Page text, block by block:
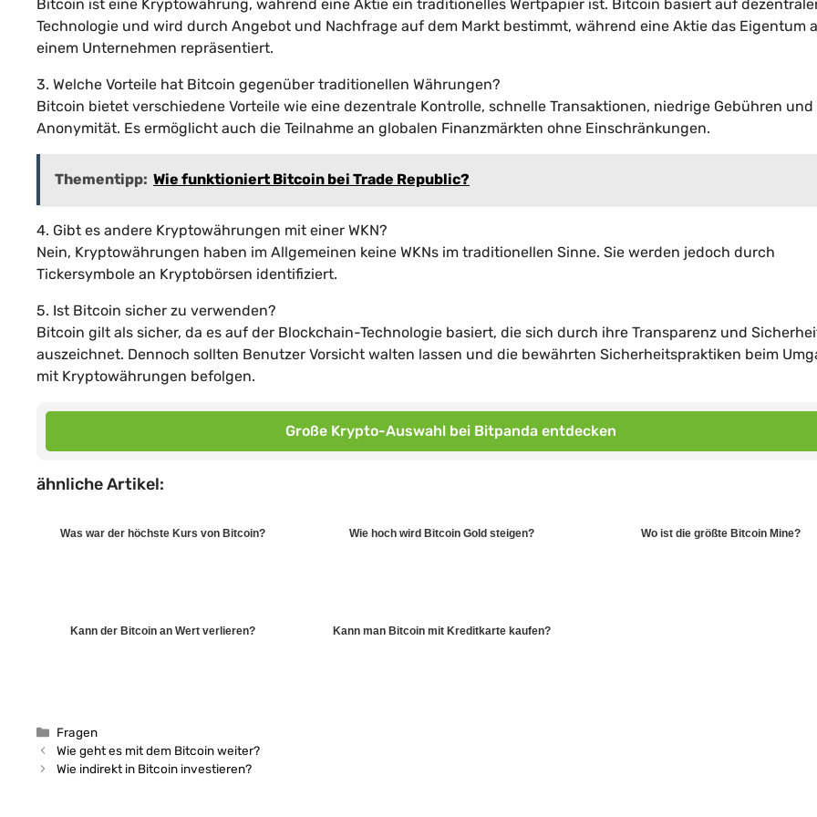
Bitcoin ist eine Kryptowährung, während eine Aktie ein traditionelles Wertpapier ist. Bitcoin basiert auf
Technologie und wird durch Angebot und Nachfrage auf dem Markt bestimmt, während eine Aktie das Eigentum
einem Unternehmen repräsentiert.
3. Welche Vorteile hat Bitcoin gegenüber traditionellen Währungen?
Bitcoin bietet verschiedene Vorteile wie eine dezentrale Kontrolle, schnelle Transaktionen, niedrige Gebühren und
Anonymität. Es ermöglicht auch die Teilnahme an globalen Finanzmärkten ohne Einschränkungen.
Thementipp: Wie funktioniert Bitcoin bei Trade Republic?
4. Gibt es andere Kryptowährungen mit einer WKN?
Nein, Kryptowährungen haben im Allgemeinen keine WKNs im traditionellen Sinne. Sie werden jedoch durch
Tickersymbole an Kryptobörsen identifiziert.
5. Ist Bitcoin sicher zu verwenden?
Bitcoin gilt als sicher, da es auf der Blockchain-Technologie basiert, die sich durch ihre Transparenz und
auszeichnet. Dennoch sollten Benutzer Vorsicht walten lassen und die bewährten Sicherheitspraktiken beim
mit Kryptowährungen befolgen.
Große Krypto-Auswahl bei Bitpanda entdecken
ähnliche Artikel:
Was war der höchste Kurs von Bitcoin? Wie hoch wird Bitcoin Gold steigen? Wo ist die größte Bitcoin Mine?
Kann der Bitcoin an Wert verlieren? Kann man Bitcoin mit Kreditkarte kaufen?
Kategorien
Fragen
Wie geht es mit dem Bitcoin weiter?
Wie indirekt in Bitcoin investieren?